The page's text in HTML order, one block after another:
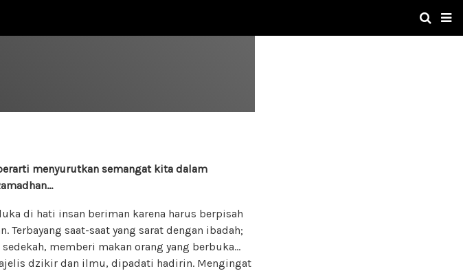
menyurutkan semangat kita dalam
di hati insan beriman karena harus berpisah
Terbayang saat-saat yang sarat dengan ibadah;
memberi makan orang yang berbuka…
dzikir dan ilmu, dipadati hadirin. Mengingat